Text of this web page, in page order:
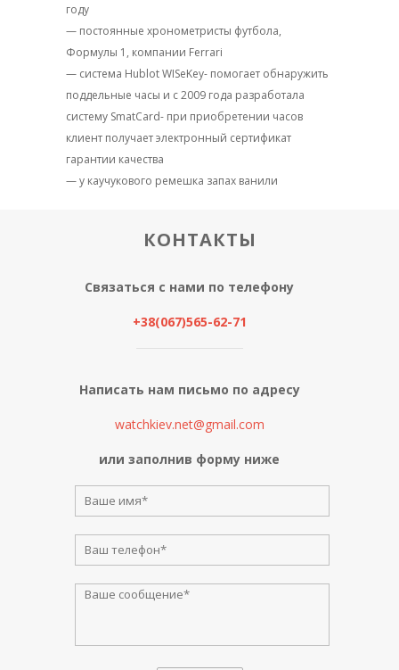
году
— постоянные хронометристы футбола,
Формулы 1, компании Ferrari
— система Hublot WISeKey- помогает обнаружить
поддельные часы и с 2009 года разработала
систему SmatCard- при приобретении часов
клиент получает электронный сертификат
гарантии качества
— у каучукового ремешка запах ванили
КОНТАКТЫ
Связаться с нами по телефону
+38(067)565-62-71
Написать нам письмо по адресу
watchkiev.net@gmail.com
или заполнив форму ниже